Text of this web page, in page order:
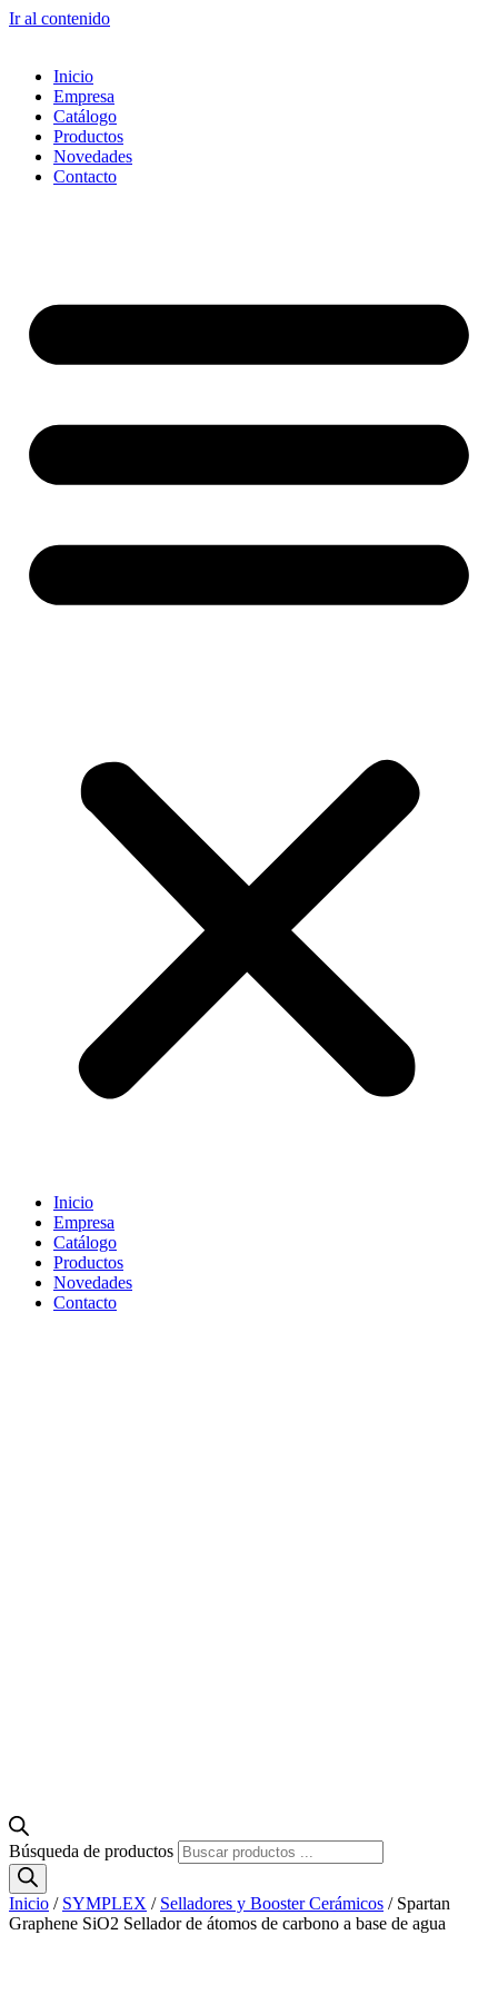
Ir al contenido
Inicio
Empresa
Catálogo
Productos
Novedades
Contacto
Inicio
Empresa
Catálogo
Productos
Novedades
Contacto
Búsqueda de productos
Inicio / SYMPLEX / Selladores y Booster Cerámicos / Spartan
Graphene SiO2 Sellador de átomos de carbono a base de agua